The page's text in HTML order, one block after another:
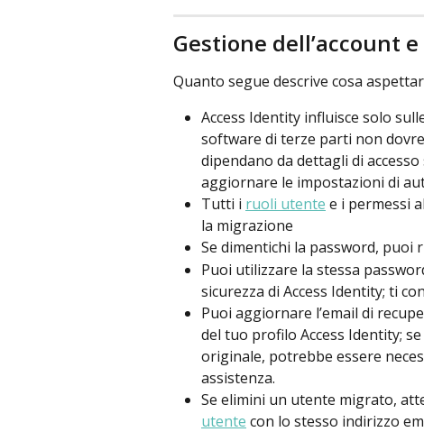
Gestione dell’account
Quanto segue descrive cosa
Access Identity influisce solo
software di terze parti non
dipendano da dettagli di
aggiornare le impostazioni di
Tutti i ruoli utente e i permessi
la migrazione
Se dimentichi la password, puoi
Puoi utilizzare la stessa
sicurezza di Access Identity; ti
Puoi aggiornare l’email di
del tuo profilo Access Identity;
originale, potrebbe essere
assistenza.
Se elimini un utente migrato,
utente con lo stesso indirizzo